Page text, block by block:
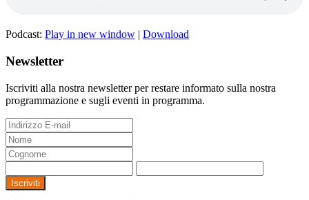
Podcast: Play in new window | Download
Newsletter
Iscriviti alla nostra newsletter per restare informato sulla nostra
programmazione e sugli eventi in programma.
Iscriviti